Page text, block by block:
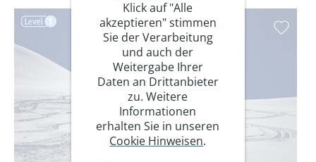
Klick auf "Alle
akzeptieren" stimmen
Sie der Verarbeitung
und auch der
Weitergabe Ihrer
Daten an Drittanbieter
zu. Weitere
Informationen
erhalten Sie in unseren
Cookie Hinweisen.